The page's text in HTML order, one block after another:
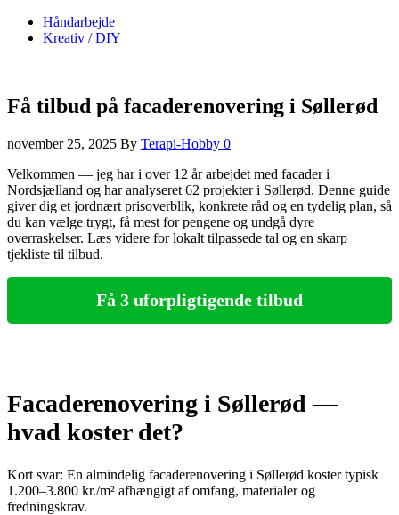
Håndarbejde
Kreativ / DIY
Få tilbud på facaderenovering i Søllerød
november 25, 2025 By Terapi-Hobby 0
Velkommen — jeg har i over 12 år arbejdet med facader i
Nordsjælland og har analyseret 62 projekter i Søllerød. Denne guide
giver dig et jordnært prisoverblik, konkrete råd og en tydelig plan, så
du kan vælge trygt, få mest for pengene og undgå dyre
overraskelser. Læs videre for lokalt tilpassede tal og en skarp
tjekliste til tilbud.
Få 3 uforpligtigende tilbud
Facaderenovering i Søllerød —
hvad koster det?
Kort svar: En almindelig facaderenovering i Søllerød koster typisk
1.200–3.800 kr./m² afhængigt af omfang, materialer og
fredningskrav.